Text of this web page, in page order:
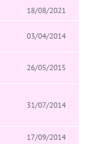
18/08/2021
03/04/2014
26/05/2015
31/07/2014
17/09/2014